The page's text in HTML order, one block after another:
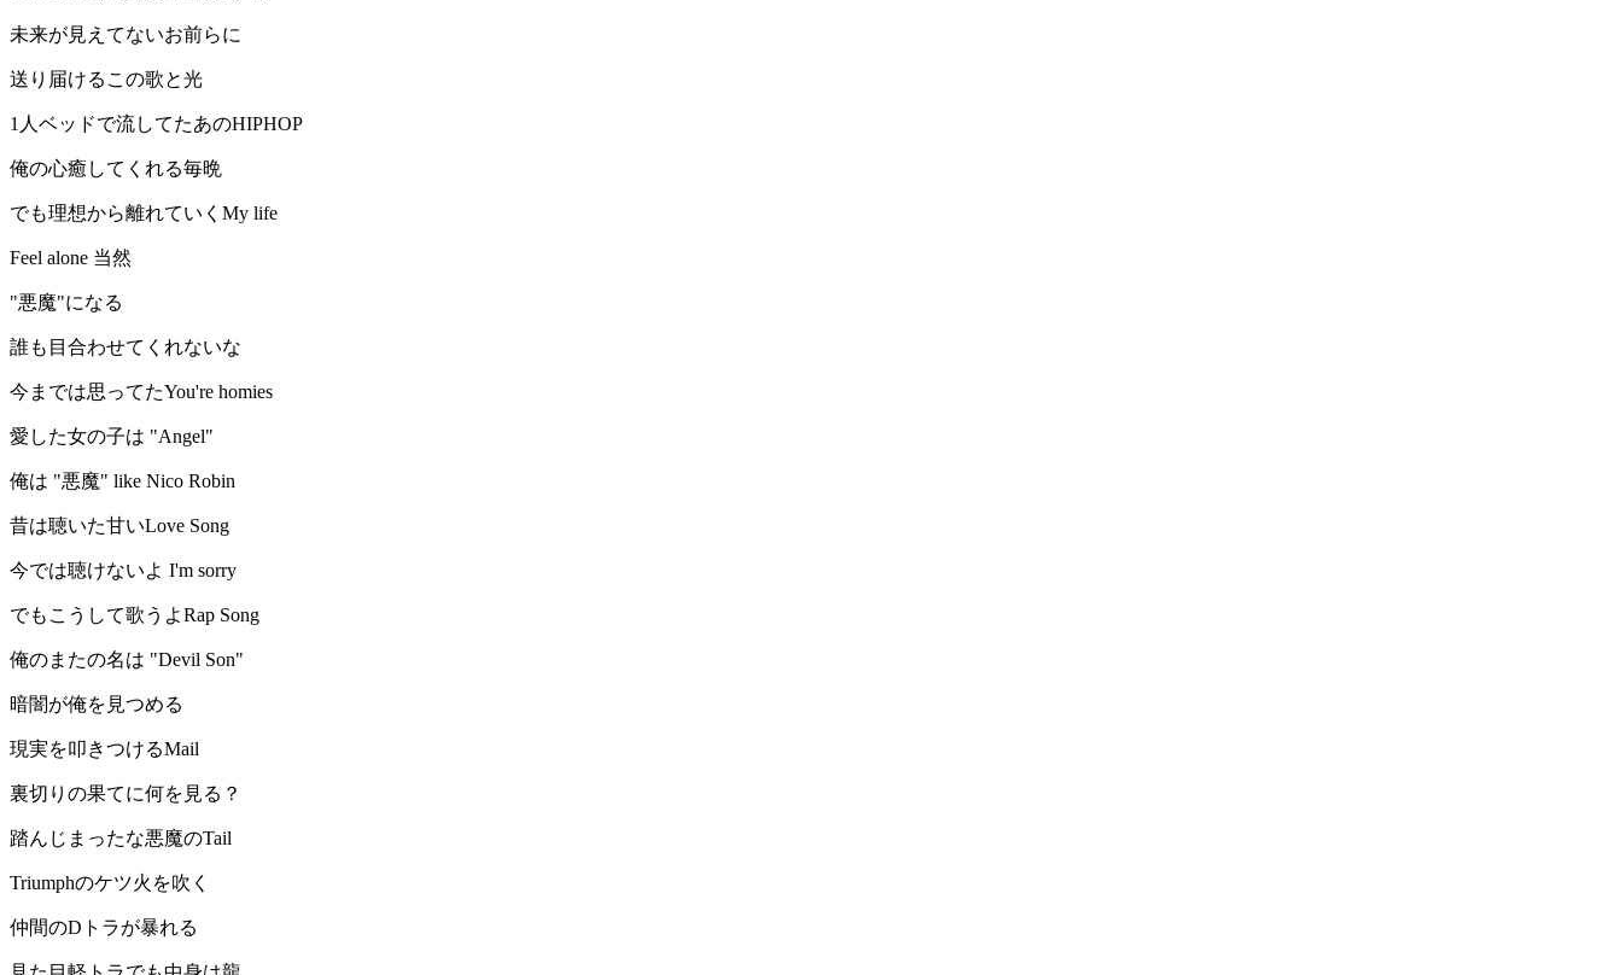
未来が見えてないお前らに
送り届けるこの歌と光
1人ベッドで流してたあのHIPHOP
俺の心癒してくれる毎晩
でも理想から離れていくMy life
Feel alone 当然
"悪魔"になる
誰も目合わせてくれないな
今までは思ってたYou're homies
愛した女の子は "Angel"
俺は "悪魔" like Nico Robin
昔は聴いた甘いLove Song
今では聴けないよ I'm sorry
でもこうして歌うよRap Song
俺のまたの名は "Devil Son"
暗闇が俺を見つめる
現実を叩きつけるMail
裏切りの果てに何を見る？
踏んじまったな悪魔のTail
Triumphのケツ火を吹く
仲間のDトラが暴れる